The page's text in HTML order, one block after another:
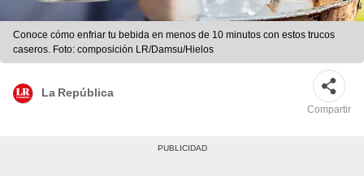
Conoce cómo enfriar tu bebida en menos de 10 minutos con estos trucos
caseros. Foto: composición LR/Damsu/Hielos
La República
Compartir